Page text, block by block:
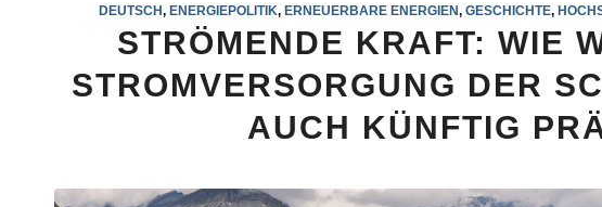
DEUTSCH,ENERGIEPOLITIK,ERNEUERBARE ENERGIEN,GESCHICHTE,
STRÖMENDE KRAFT: WIE
STROMVERSORGUNG DER
AUCH KÜNFTIG